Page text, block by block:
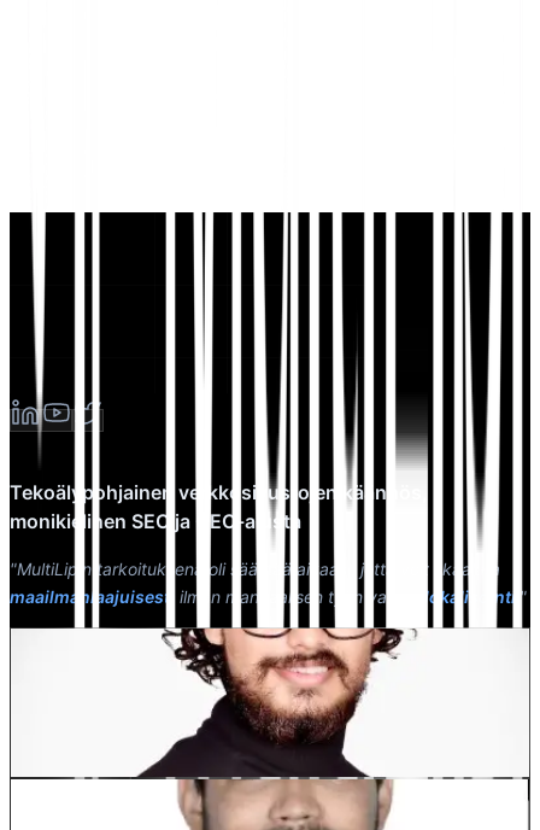
Tekoälypohjainen verkkosivustojen käännös,
monikielinen SEO ja GEO-alusta
"MultiLipin tarkoituksena oli säästää aikaasi, jotta voit skaalata
maailmanlaajuisesti
ilman manuaalisen työn vaivaa lokalisointi ."